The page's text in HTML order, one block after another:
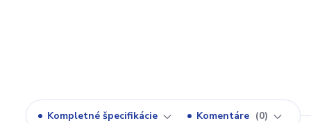
Kompletné špecifikácie Komentáre 0